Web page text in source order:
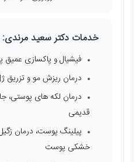
خدمات دکتر سعید مرندی:
فیشیال و پاکسازی
درمان ریزش مو و تزریق
درمان لکه‌ های پوستی،
قدیمی
پیلینگ پوست، درمان
خشکی پوست